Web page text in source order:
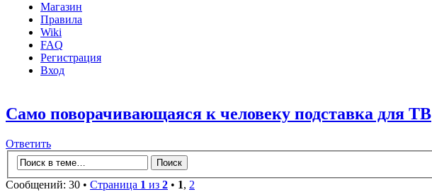
Магазин
Правила
Wiki
FAQ
Регистрация
Вход
Само поворачивающаяся к человеку подставка для ТВ
Ответить
Сообщений: 30 • Страница 1 из 2 • 1, 2